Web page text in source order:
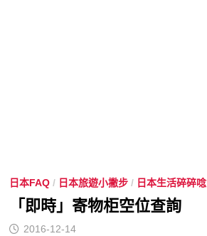
日本FAQ / 日本旅遊小撇步 / 日本生活碎碎唸
「即時」寄物柜空位查詢
2016-12-14